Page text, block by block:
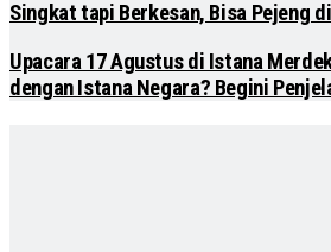
Singkat tapi Berkesan, Bisa Pejeng
Upacara 17 Agustus di Istana
dengan Istana Negara? Begini